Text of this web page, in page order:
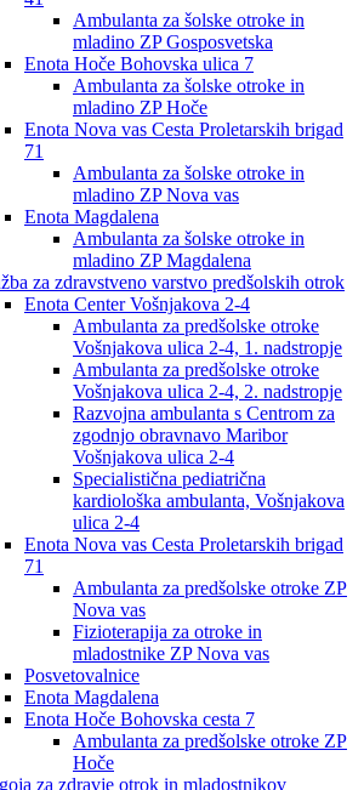
Ambulanta za šolske otroke in
mladino ZP Gosposvetska
Enota Hoče Bohovska ulica 7
Ambulanta za šolske otroke in
mladino ZP Hoče
Enota Nova vas Cesta Proletarskih brigad
71
Ambulanta za šolske otroke in
mladino ZP Nova vas
Enota Magdalena
Ambulanta za šolske otroke in
mladino ZP Magdalena
za zdravstveno varstvo predšolskih otrok
Enota Center Vošnjakova 2-4
Ambulanta za predšolske otroke
Vošnjakova ulica 2-4, 1. nadstropje
Ambulanta za predšolske otroke
Vošnjakova ulica 2-4, 2. nadstropje
Razvojna ambulanta s Centrom za
zgodnjo obravnavo Maribor
Vošnjakova ulica 2-4
Specialistična pediatrična
kardiološka ambulanta, Vošnjakova
ulica 2-4
Enota Nova vas Cesta Proletarskih brigad
71
Ambulanta za predšolske otroke ZP
Nova vas
Fizioterapija za otroke in
mladostnike ZP Nova vas
Posvetovalnice
Enota Magdalena
Enota Hoče Bohovska cesta 7
Ambulanta za predšolske otroke ZP
Hoče
za zdravje otrok in mladostnikov